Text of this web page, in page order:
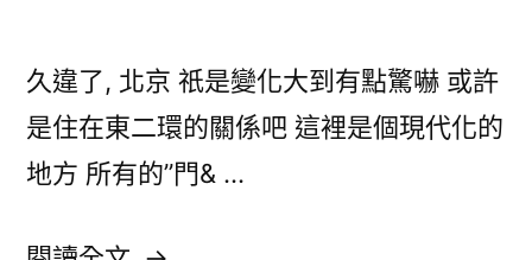
久違了, 北京 祇是變化大到有點驚嚇 或許
是住在東二環的關係吧 這裡是個現代化的
地方 所有的”門& …